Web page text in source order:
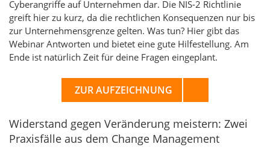
Cyberangriffe auf Unternehmen dar. Die NIS-2 Richtlinie
greift hier zu kurz, da die rechtlichen Konsequenzen nur bis
zur Unternehmensgrenze gelten. Was tun? Hier gibt das
Webinar Antworten und bietet eine gute Hilfestellung. Am
Ende ist natürlich Zeit für deine Fragen eingeplant.
ZUR AUFZEICHNUNG
Widerstand gegen Veränderung meistern: Zwei
Praxisfälle aus dem Change Management